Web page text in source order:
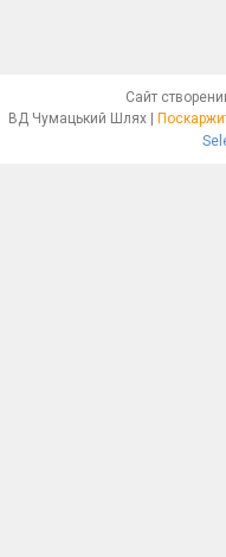
Сайт
ВД Чумацький Шлях |